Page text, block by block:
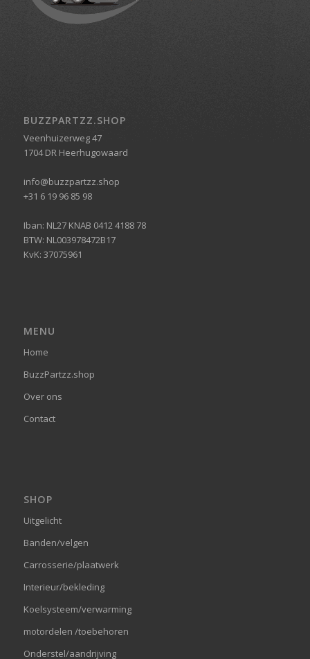
BUZZPARTZZ.SHOP
Veenhuizerweg 47
1704 DR Heerhugowaard
info@buzzpartzz.shop
+31 6 19 96 85 98
Iban: NL27 KNAB 0412 4188 78
BTW: NL003978472B17
KvK: 37075961
MENU
Home
BuzzPartzz.shop
Over ons
Contact
SHOP
Uitgelicht
Banden/velgen
Carrosserie/plaatwerk
Interieur/bekleding
Koelsysteem/verwarming
motordelen /toebehoren
Onderstel/aandrijving